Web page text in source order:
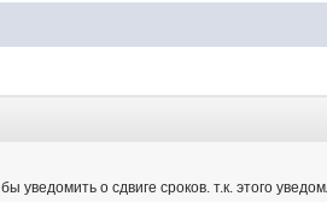
о сдвиге сроков. т.к. этого